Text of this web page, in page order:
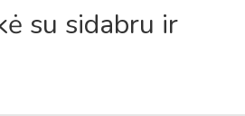
su sidabru ir